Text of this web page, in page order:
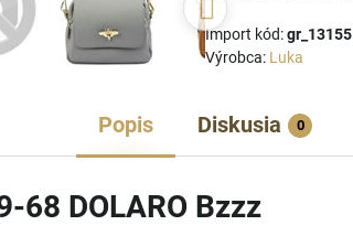
Import kód:gr_13155
Výrobca: Luka
Popis Diskusia 0
68 DOLARO Bzzz